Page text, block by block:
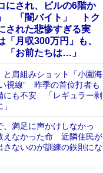
にされ、ビルの6階か
「闇バイト」 トク
された悲惨すぎる実
月収300万円」も、
「お前たちは…」
と肩組みショット「小園海
視線” 昨季の首位打者も
にも不安 「レギュラー剥
、満足に声かけしなかっ
えなかった命 近隣住民が
さないのが訓練の鉄則にな